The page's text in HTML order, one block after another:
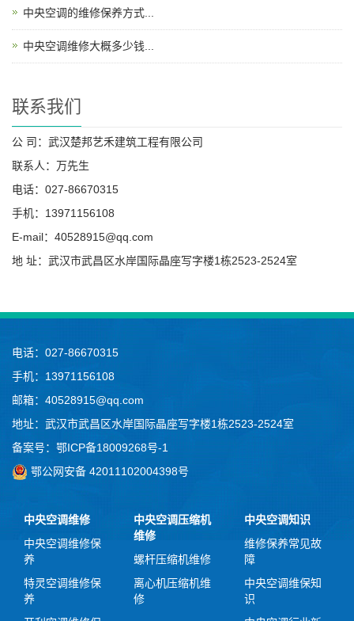
中央空调的维修保养方式...
中央空调维修大概多少钱...
联系我们
公 司：武汉楚邦艺禾建筑工程有限公司
联系人：万先生
电话：027-86670315
手机：13971156108
E-mail：40528915@qq.com
地 址：武汉市武昌区水岸国际晶座写字楼1栋2523-2524室
电话：027-86670315
手机：13971156108
邮箱：40528915@qq.com
地址：武汉市武昌区水岸国际晶座写字楼1栋2523-2524室
备案号： 鄂ICP备18009268号-1
鄂公网安备 42011102004398号
中央空调维修
中央空调维修保
养
特灵空调维修保
养
中央空调压缩机
维修
螺杆压缩机维修
离心机压缩机维
修
中央空调知识
维修保养常见故
障
中央空调维保知
识